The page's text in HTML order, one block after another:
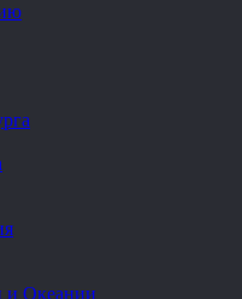
и Океании